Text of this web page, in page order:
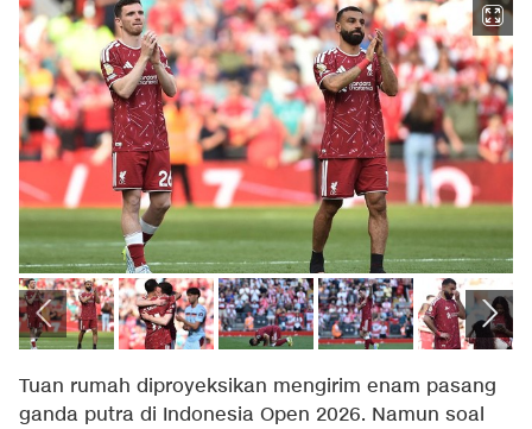
Tuan rumah diproyeksikan mengirim enam pasang
ganda putra di Indonesia Open 2026. Namun soal